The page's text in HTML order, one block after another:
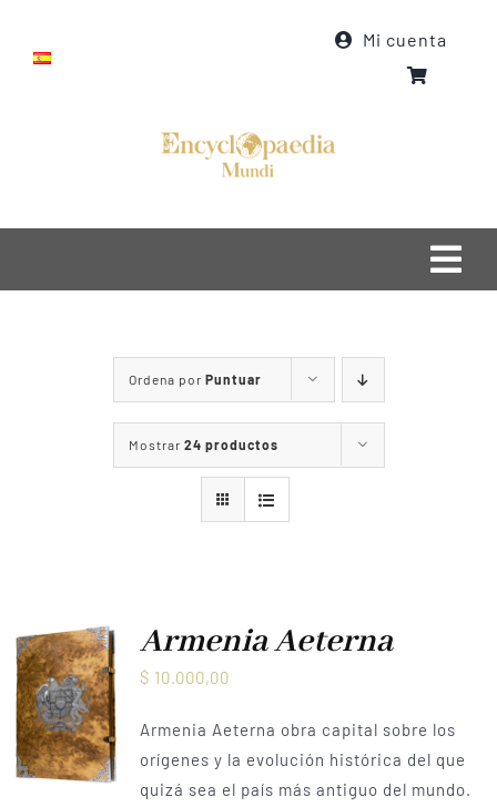
Mi cuenta
Quiénes somos
Qué hacemos
Contacto
Ordena por Puntuar
Mostrar 24 productos
Armenia Aeterna
$ 10.000,00
Armenia Aeterna obra capital sobre los
orígenes y la evolución histórica del que
quizá sea el país más antiguo del mundo.